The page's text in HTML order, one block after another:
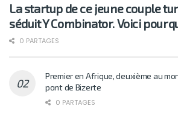
La startup de ce jeune couple
séduit Y Combinator. Voici
0 PARTAGES
Premier en Afrique, deuxième au
pont de Bizerte
0 PARTAGES